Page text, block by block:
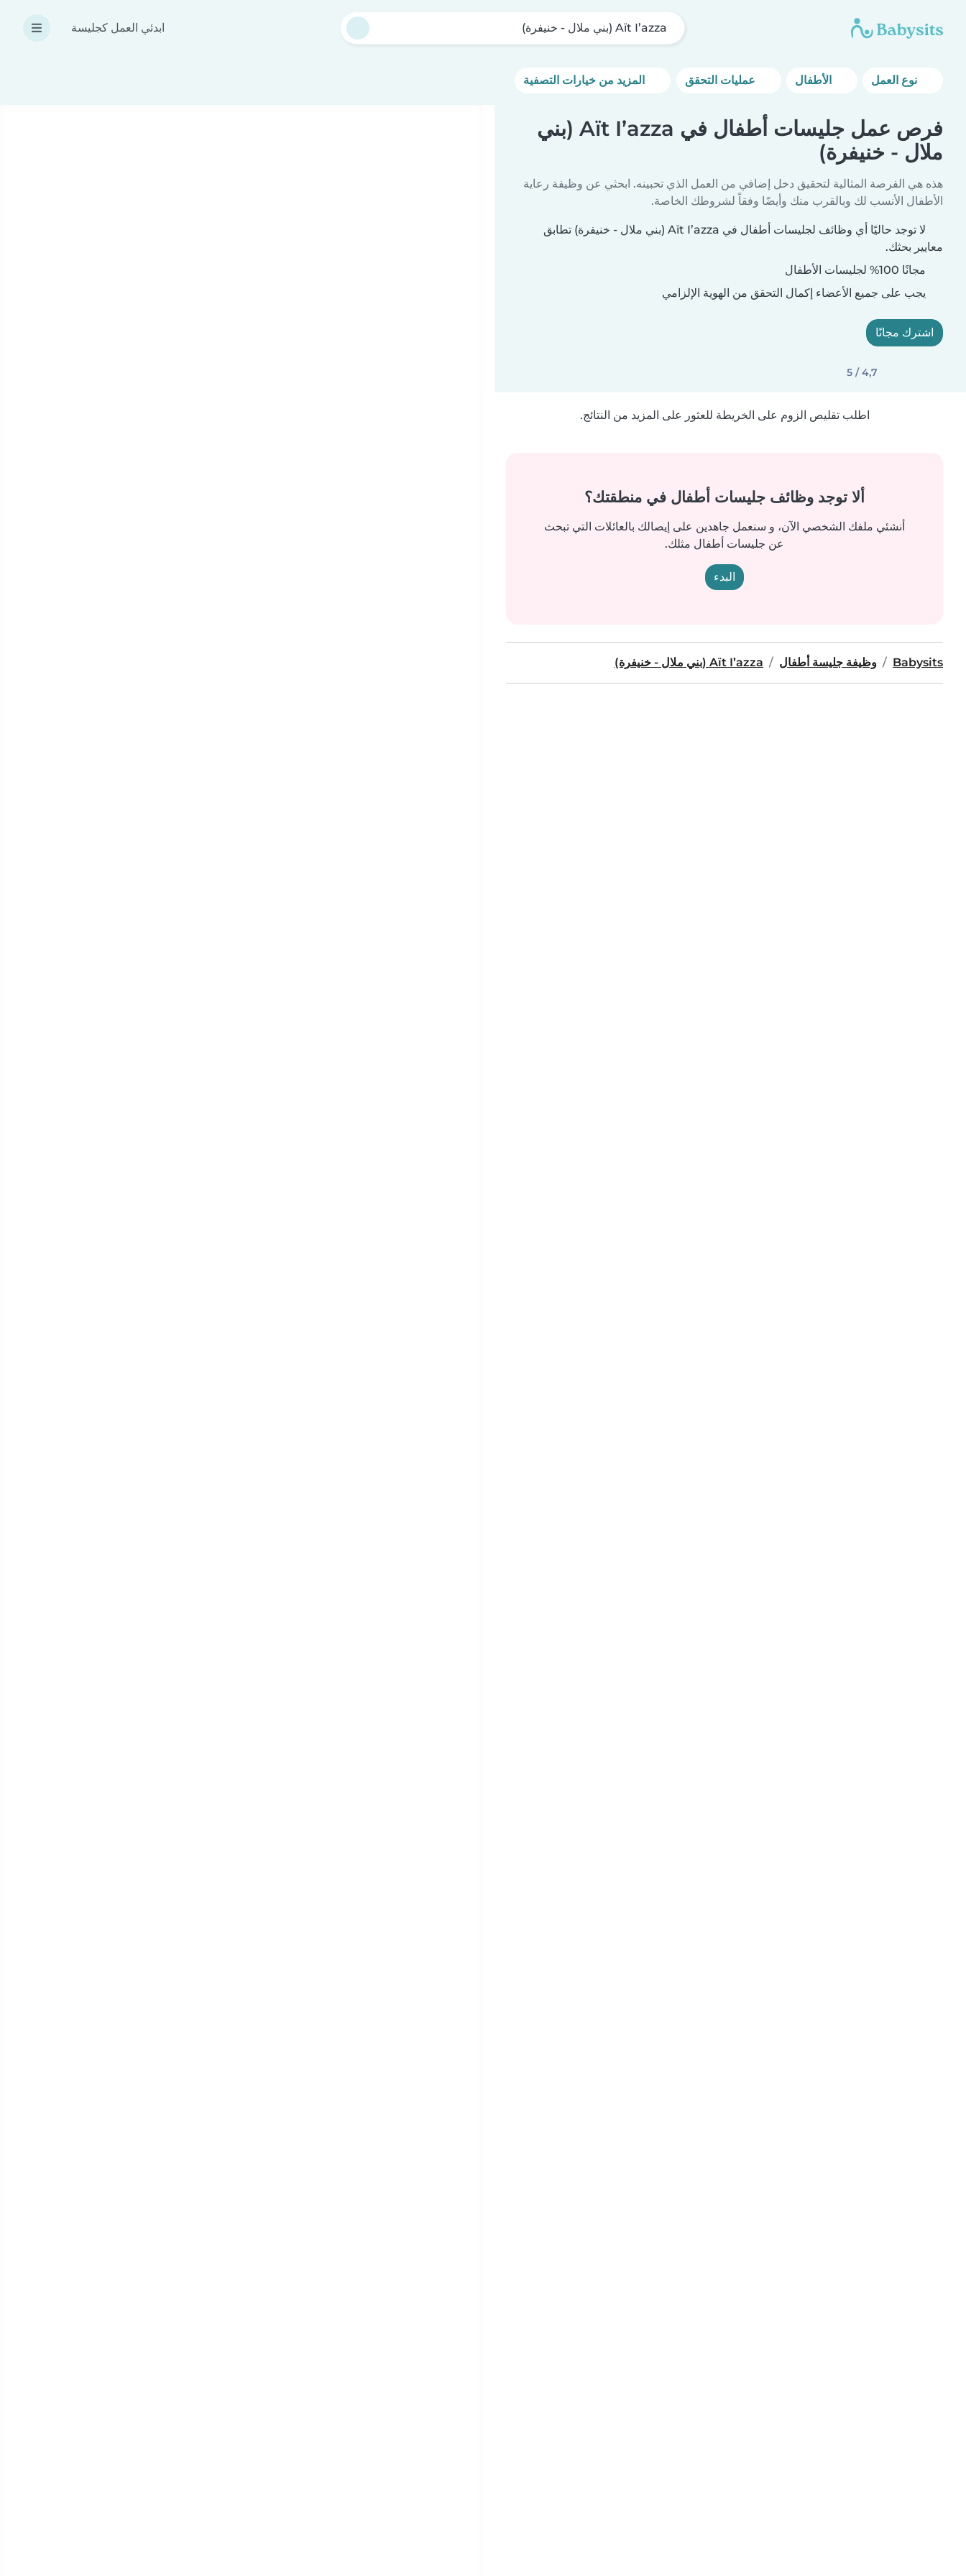
Aït I’azza (بني ملال - خنيفرة) ابدئي العمل كجليسة
الأطفال
فرص عمل جليسات أطفال في Aït I’azza (بني
ملال - خنيفرة)
هذه هي الفرصة المثالية لتحقيق دخل إضافي من العمل الذي تحبينه. ابحثي عن وظيفة رعاية
الأطفال الأنسب لك وبالقرب منك وأيضًا وفقاً لشروطك الخاصة.
لا توجد حاليًا أي وظائف لجليسات أطفال في Aït I’azza (بني ملال - خنيفرة) تطابق
معايير بحثك.
مجانًا 100% لجليسات الأطفال
يجب على جميع الأعضاء إكمال التحقق من الهوية الإلزامي
اشترك مجانًا
4,7 / 5
اطلب تقليص الزوم على الخريطة للعثور على المزيد من النتائج.
ألا توجد وظائف جليسات أطفال في منطقتك؟
أنشئي ملفك الشخصي الآن، و سنعمل جاهدين على إيصالك بالعائلات التي تبحث
عن جليسات أطفال مثلك.
البدء
Babysits وظيفة جليسة أطفال Aït I’azza (بني ملال - خنيفرة)